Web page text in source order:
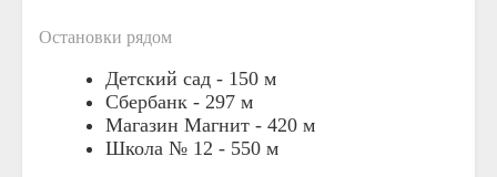
Остановки рядом
Детский сад - 150 м
Сбербанк - 297 м
Магазин Магнит - 420 м
Школа № 12 - 550 м